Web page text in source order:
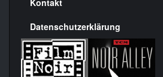
Kontakt
Datenschutzerklärung